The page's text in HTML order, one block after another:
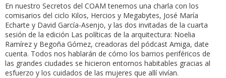
En nuestro Secretos del COAM tenemos una charla con los
comisarios del ciclo Kilos, Hercios y Megabytes, José María
Echarte y David García-Asenjo, y las dos invitadas de la cuarta
sesión de la edición Las políticas de la arquitectura: Noelia
Ramírez y Begoña Gómez, creadoras del pódcast Amiga, date
cuenta. Todos nos hablarán de cómo los barrios periféricos de
las grandes ciudades se hicieron entornos habitables gracias al
esfuerzo y los cuidados de las mujeres que allí vivían.